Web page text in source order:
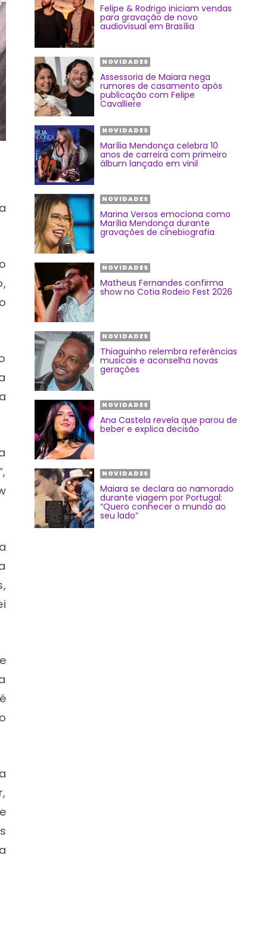
Felipe & Rodrigo iniciam vendas
para gravação de novo
audiovisual em Brasília
NOVIDADES
Assessoria de Maiara nega
rumores de casamento após
publicação com Felipe
Cavalliere
NOVIDADES
Marília Mendonça celebra 10
anos de carreira com primeiro
álbum lançado em vinil
NOVIDADES
Marina Versos emociona como
Marília Mendonça durante
gravações de cinebiografia
NOVIDADES
Matheus Fernandes confirma
show no Cotia Rodeio Fest 2026
NOVIDADES
Thiaguinho relembra referências
musicais e aconselha novas
gerações
NOVIDADES
Ana Castela revela que parou de
beber e explica decisão
NOVIDADES
Maiara se declara ao namorado
durante viagem por Portugal:
“Quero conhecer o mundo ao
seu lado”